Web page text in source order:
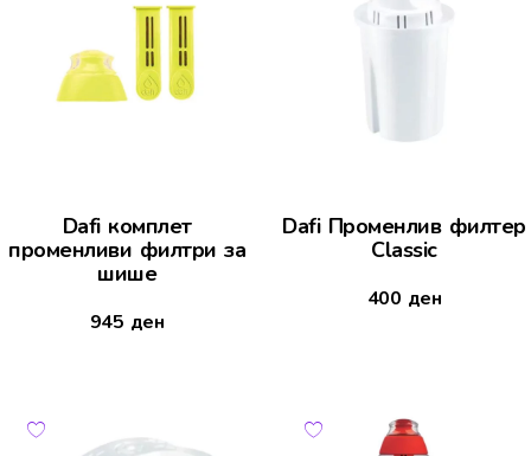
Dafi комплет
променливи филтри за
шише
945 ден
Dafi Променлив филтер
Classic
400 ден